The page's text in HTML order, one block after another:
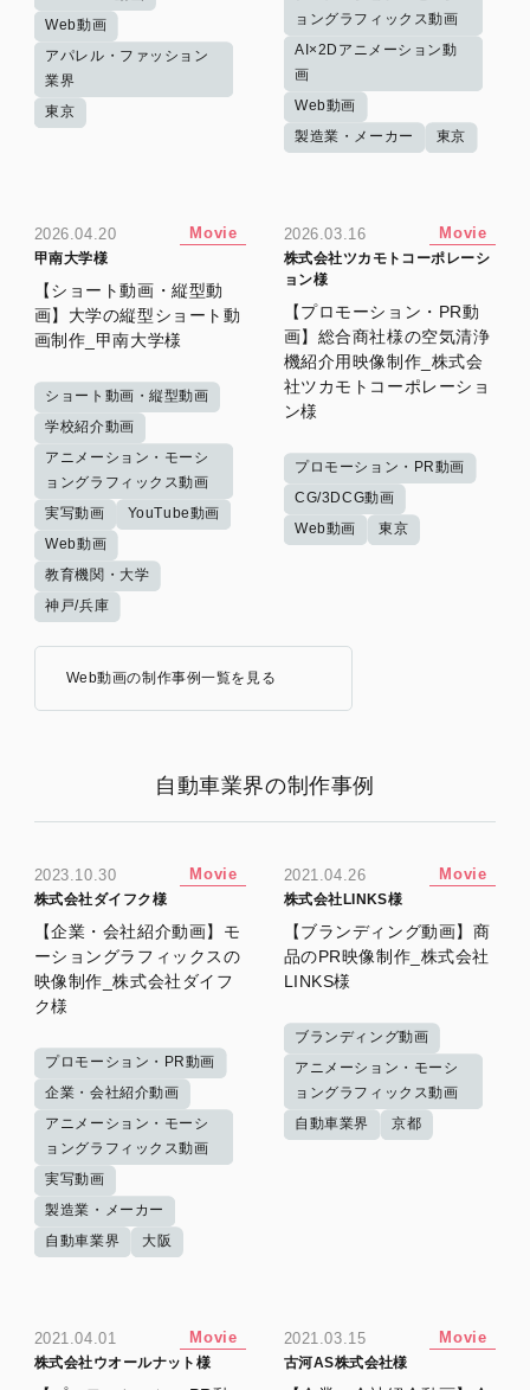
Web動画
アパレル・ファッション
業界
東京
ョングラフィックス動画
AI×2Dアニメーション動
画
Web動画
製造業・メーカー
東京
2026.04.20 Movie
甲南大学様
【ショート動画・縦型動
画】大学の縦型ショート動
画制作_甲南大学様
ショート動画・縦型動画
学校紹介動画
アニメーション・モーシ
ョングラフィックス動画
実写動画
YouTube動画
Web動画
教育機関・大学
神戸/兵庫
2026.03.16 Movie
株式会社ツカモトコーポレーシ
ョン様
【プロモーション・PR動
画】総合商社様の空気清浄
機紹介用映像制作_株式会
社ツカモトコーポレーショ
ン様
プロモーション・PR動画
CG/3DCG動画
Web動画
東京
Web動画の制作事例一覧を見る
自動車業界の制作事例
2023.10.30 Movie
株式会社ダイフク様
【企業・会社紹介動画】モ
ーショングラフィックスの
映像制作_株式会社ダイフ
ク様
プロモーション・PR動画
企業・会社紹介動画
アニメーション・モーシ
ョングラフィックス動画
実写動画
製造業・メーカー
自動車業界
大阪
2021.04.26 Movie
株式会社LINKS様
【ブランディング動画】商
品のPR映像制作_株式会社
LINKS様
ブランディング動画
アニメーション・モーシ
ョングラフィックス動画
自動車業界
京都
2021.04.01 Movie
株式会社ウオールナット様
2021.03.15 Movie
古河AS株式会社様